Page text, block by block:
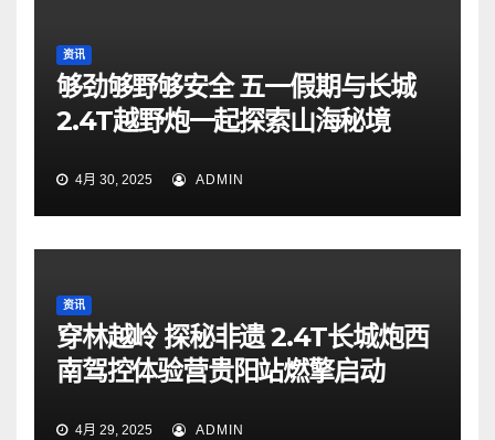
资讯
够劲够野够安全 五一假期与长城
2.4T越野炮一起探索山海秘境
4月 30, 2025 ADMIN
资讯
穿林越岭 探秘非遗 2.4T长城炮西
南驾控体验营贵阳站燃擎启动
4月 29, 2025 ADMIN